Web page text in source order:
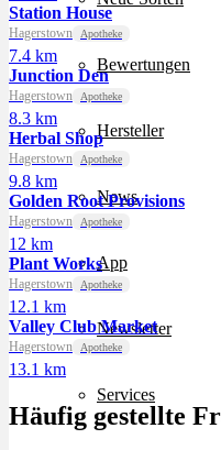
Bewertungen
Hersteller
News
App
Newsletter
Services
Station House
Hagerstown Apotheke
7.4 km
Junction Den
Hagerstown Apotheke
8.3 km
Herbal Shop
Hagerstown Apotheke
9.8 km
Golden Root Provisions
Hagerstown Apotheke
12 km
Plant Works
Hagerstown Apotheke
12.1 km
Valley Club Market
Hagerstown Apotheke
13.1 km
Häufig gestellte